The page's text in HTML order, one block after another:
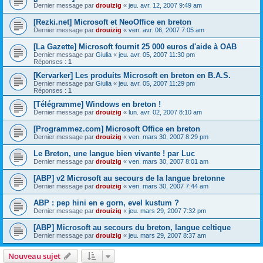
Dernier message par drouizig « jeu. avr. 12, 2007 9:49 am
[Rezki.net] Microsoft et NeoOffice en breton
Dernier message par drouizig « ven. avr. 06, 2007 7:05 am
[La Gazette] Microsoft fournit 25 000 euros d'aide à OAB
Dernier message par Giulia « jeu. avr. 05, 2007 11:30 pm
Réponses : 1
[Kervarker] Les produits Microsoft en breton en B.A.S.
Dernier message par Giulia « jeu. avr. 05, 2007 11:29 pm
Réponses : 1
[Télégramme] Windows en breton !
Dernier message par drouizig « lun. avr. 02, 2007 8:10 am
[Programmez.com] Microsoft Office en breton
Dernier message par drouizig « ven. mars 30, 2007 8:29 pm
Le Breton, une langue bien vivante ! par Luc
Dernier message par drouizig « ven. mars 30, 2007 8:01 am
[ABP] v2 Microsoft au secours de la langue bretonne
Dernier message par drouizig « ven. mars 30, 2007 7:44 am
ABP : pep hini en e gorn, evel kustum ?
Dernier message par drouizig « jeu. mars 29, 2007 7:32 pm
[ABP] Microsoft au secours du breton, langue celtique
Dernier message par drouizig « jeu. mars 29, 2007 8:37 am
Nouveau sujet